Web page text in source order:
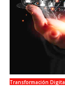
Transformación